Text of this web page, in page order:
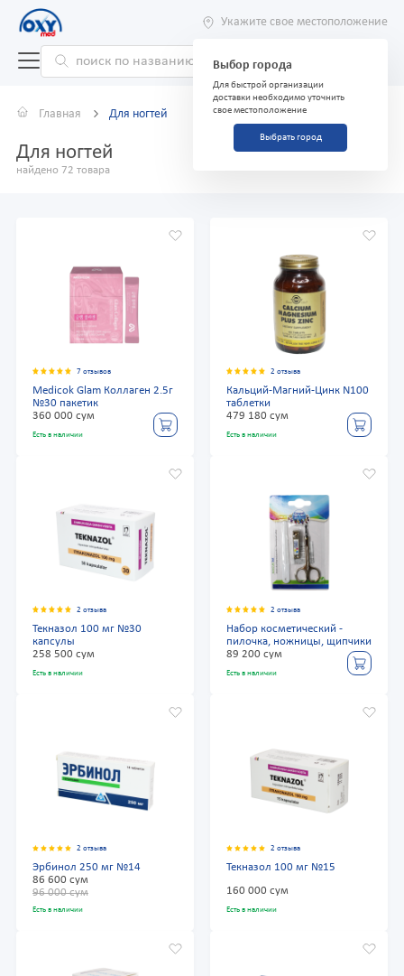
Укажите свое местоположение
Выбор города
Для быстрой организации
доставки необходимо уточнить
свое местоположение
Выбрать город
Главная Для ногтей
Для ногтей
найдено 72 товара
7 отзывов
Medicok Glam Коллаген 2.5г
№30 пакетик
360 000 сум
Есть в наличии
2 отзыва
Кальций-Магний-Цинк N100
таблетки
479 180 сум
Есть в наличии
2 отзыва
Текназол 100 мг №30
капсулы
258 500 сум
Есть в наличии
2 отзыва
Набор косметический -
пилочка, ножницы, щипчики
89 200 сум
Есть в наличии
2 отзыва
Эрбинол 250 мг №14
86 600 сум
96 000 сум
Есть в наличии
2 отзыва
Текназол 100 мг №15
160 000 сум
Есть в наличии